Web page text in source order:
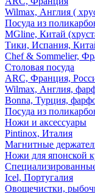
Wilmax, Англия (
Посуда из
MGline, Китай
Тики, Испания,
Chef & Sommelier,
Столовая посуда
ARC, Франция,
Wilmax, Англия,
Bonna, Турция,
Посуда из
Ножи и аксессуары
Pintinox, Италия
Магнитные
Ножи для японской
Icel, Португалия
Овощечистки,